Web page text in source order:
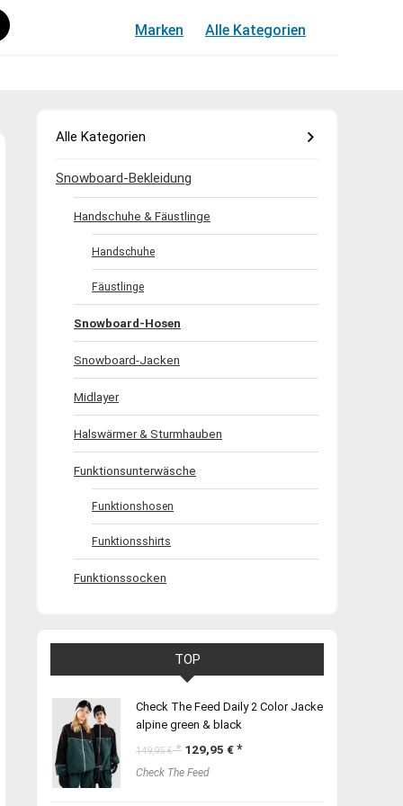
Marken Alle Kategorien
Alle Kategorien
Snowboard-Bekleidung
Handschuhe & Fäustlinge
Handschuhe
Fäustlinge
Snowboard-Hosen
Snowboard-Jacken
Midlayer
Halswärmer & Sturmhauben
Funktionsunterwäsche
Funktionshosen
Funktionsshirts
Funktionssocken
TOP
Check The Feed Daily 2 Color Jacke
alpine green & black
149,95€
Ursprünglicher
war:
129,95 € Aktueller
Check The Feed